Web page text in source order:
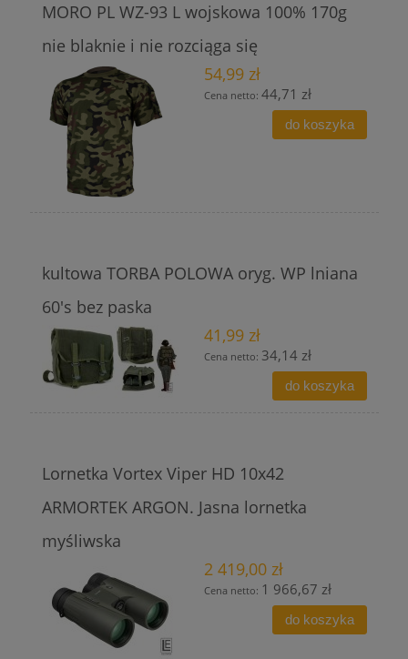
MORO PL WZ-93 L wojskowa 100% 170g
nie blaknie i nie rozciąga się
54,99 zł
Cena netto: 44,71 zł
do koszyka
kultowa TORBA POLOWA oryg. WP lniana
60's bez paska
41,99 zł
Cena netto: 34,14 zł
do koszyka
Lornetka Vortex Viper HD 10x42
ARMORTEK ARGON. Jasna lornetka
myśliwska
2 419,00 zł
Cena netto: 1 966,67 zł
do koszyka